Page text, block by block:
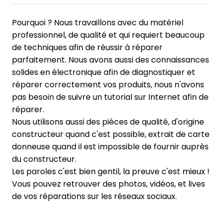
Pourquoi ? Nous travaillons avec du matériel
professionnel, de qualité et qui requiert beaucoup
de techniques afin de réussir à réparer
parfaitement. Nous avons aussi des connaissances
solides en électronique afin de diagnostiquer et
réparer correctement vos produits, nous n'avons
pas besoin de suivre un tutorial sur Internet afin de
réparer.
Nous utilisons aussi des pièces de qualité, d'origine
constructeur quand c'est possible, extrait de carte
donneuse quand il est impossible de fournir auprès
du constructeur.
Les paroles c'est bien gentil, la preuve c'est mieux !
Vous pouvez retrouver des photos, vidéos, et lives
de vos réparations sur les réseaux sociaux.